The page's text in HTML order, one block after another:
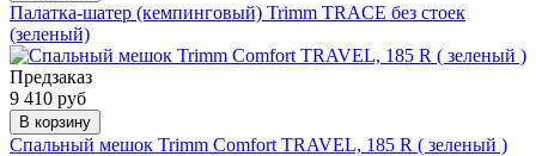
Палатка-шатер (кемпинговый) Trimm TRACE без стоек
(зеленый)
Предзаказ
9 410 руб
В корзину
Спальный мешок Trimm Comfort TRAVEL, 185 R ( зеленый )